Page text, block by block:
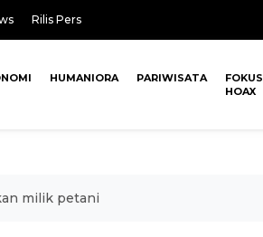
Rilis Pers
HUMANIORA PARIWISATA
FOKUS
HOAX
milik petani